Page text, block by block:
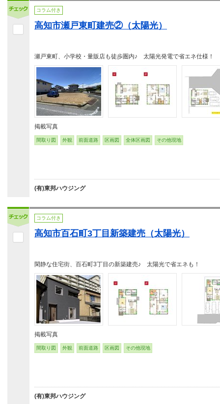
コラム付き
高知市瀬戸東町建売②（太陽光）
瀬戸東町、小学校・量販店も徒歩圏内♪ 太陽光発電で省エネ仕様！
掲載写真
間取り図 外観 前面道路 区画図 全体区画図 その他現地
(有)東邦ハウジング
コラム付き
高知市百石町3丁目新築建売（太陽光）
閑静な住宅街、百石町3丁目の新築建売♪ 太陽光で省エネも！
掲載写真
間取り図 外観 前面道路 区画図 その他現地
(有)東邦ハウジング